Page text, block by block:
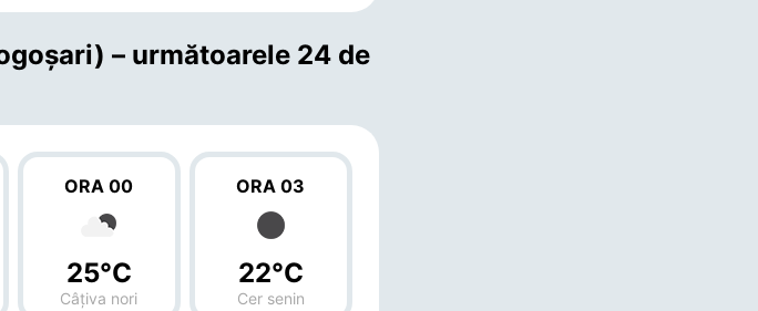
– următoarele 24 de
ORA 00
25°C
Câțiva nori
ORA 03
22°C
Cer senin